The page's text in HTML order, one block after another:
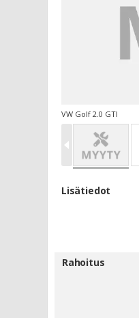
VW Golf 2.0 GTI
Lisätiedot
Rahoitus